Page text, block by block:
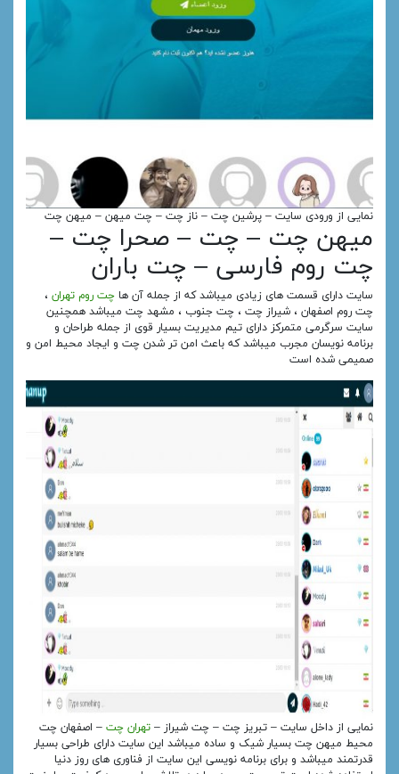
نمایی از ورودی سایت – پرشین چت – ناز چت – چت میهن – میهن چت
میهن چت – چت – صحرا چت –
چت روم فارسی – چت باران
سایت دارای قسمت های زیادی میباشد که از جمله آن ها چت روم تهران،
چت روم اصفهان ، شیراز چت ، چت جنوب ، مشهد چت میباشد همچنین
سایت سرگرمی متمرکز دارای تیم مدیریت بسیار قوی از جمله طراحان و
برنامه نویسان مجرب میباشد که باعث امن تر شدن چت و ایجاد محیط امن و
صمیمی شده است
نمایی از داخل سایت – تبریز چت – چت شیراز – تهران چت – اصفهان چت
محیط میهن چت بسیار شیک و ساده میباشد این سایت دارای طراحی بسیار
قدرتمند میباشد و برای برنامه نویسی این سایت از فناوری های روز دنیا